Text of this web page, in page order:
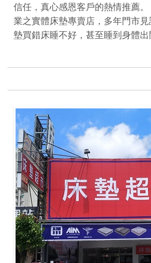
信任，真心感恩客戶的熱情推薦
業之實體床墊專賣店，多年門市
墊買錯床睡不好，甚至睡到身體